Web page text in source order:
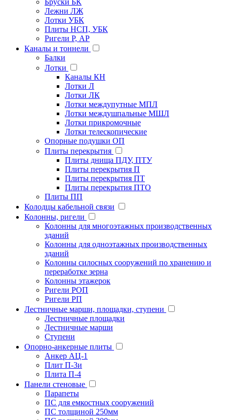
Лежни ЛЖ
Лотки УБК
Плиты НСП, УБК
Ригели Р, АР
Каналы и тоннели
Балки
Лотки
Каналы КН
Лотки Л
Лотки ЛК
Лотки междупутные МПЛ
Лотки междушпальные МШЛ
Лотки прикромочные
Лотки телескопические
Опорные подушки ОП
Плиты перекрытия
Плиты днища ПДУ, ПТУ
Плиты перекрытия П
Плиты перекрытия ПТ
Плиты перекрытия ПТО
Плиты ПП
Колодцы кабельной связи
Колонны, ригели
Колонны для многоэтажных производственных
зданий
Колонны для одноэтажных производственных
зданий
Колонны силосных сооружений по хранению и
переработке зерна
Колонны этажерок
Ригели РОП
Ригели РП
Лестничные марши, площадки, ступени
Лестничные площадки
Лестничные марши
Ступени
Опорно-анкерные плиты
Анкер АЦ-1
Плит П-3и
Плита П-4
Панели стеновые
Парапеты
ПС для емкостных сооружений
ПС толщиной 250мм